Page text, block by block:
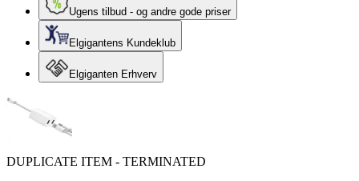
Ugens tilbud - og andre gode priser
Elgigantens Kundeklub
Elgiganten Erhverv
DUPLICATE ITEM - TERMINATED